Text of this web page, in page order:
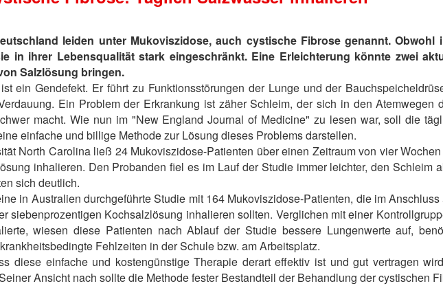
leiden unter Mukoviszidose, auch cystische Fibrose genannt. Obwohl
in ihrer Lebensqualität stark eingeschränkt. Eine Erleichterung könnte zwei
Salzlösung bringen.
ein Gendefekt. Er führt zu Funktionsstörungen der Lunge und der
Ein Problem der Erkrankung ist zäher Schleim, der sich in den Atemwegen
macht. Wie nun im "New England Journal of Medicine" zu lesen war, soll die
einfache und billige Methode zur Lösung dieses Problems darstellen.
North Carolina ließ 24 Mukoviszidose-Patienten über einen Zeitraum von vier
inhalieren. Den Probanden fiel es im Lauf der Studie immer leichter, den Schleim
sich deutlich.
in Australien durchgeführte Studie mit 164 Mukoviszidose-Patienten, die im
siebenprozentigen Kochsalzlösung inhalieren sollten. Verglichen mit einer
wiesen diese Patienten nach Ablauf der Studie bessere Lungenwerte auf,
Fehlzeiten in der Schule bzw. am Arbeitsplatz.
diese einfache und kostengünstige Therapie derart effektiv ist und gut vertragen
Ansicht nach sollte die Methode fester Bestandteil der Behandlung der cystischen